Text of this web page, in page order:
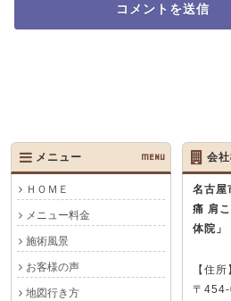
メニュー MENU
ＨＯＭＥ
メニュー料金
施術風景
お客様の声
地図行き方
会
名古屋
痛 肩
体院」
【住所
〒